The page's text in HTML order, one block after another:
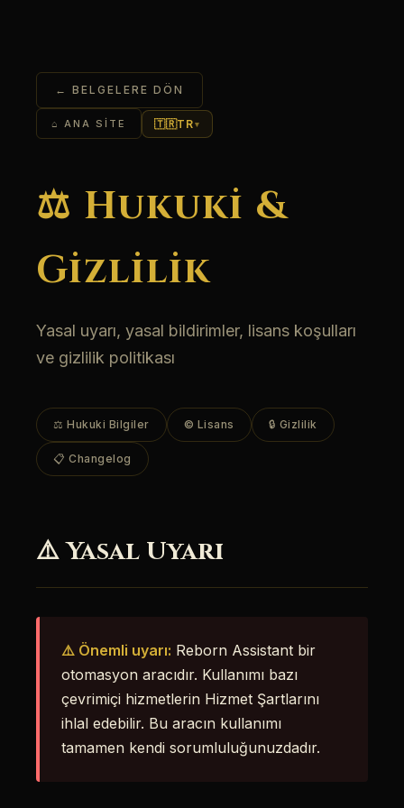
← BELGELERE DÖN
⌂ ANA SITE 🇹🇷TR▾
⚖️ Hukuki &
Gizlilik
Yasal uyarı, yasal bildirimler, lisans koşulları
ve gizlilik politikası
⚖️ Hukuki Bilgiler © Lisans 🔒 Gizlilik
📋 Changelog
⚠️ Yasal Uyarı
⚠️ Önemli uyarı: Reborn Assistant bir
otomasyon aracıdır. Kullanımı bazı
çevrimiçi hizmetlerin Hizmet Şartlarını
ihlal edebilir. Bu aracın kullanımı
tamamen kendi sorumluluğunuzdadır.